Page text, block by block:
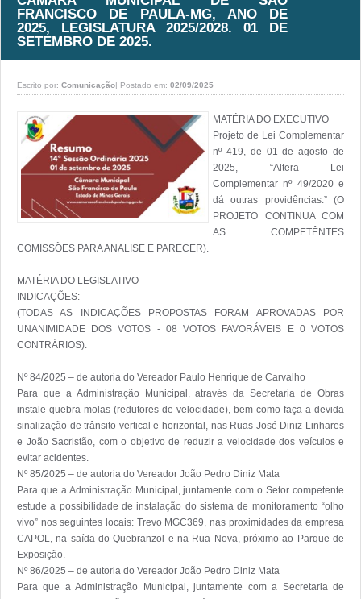
FRANCISCO DE PAULA-MG, ANO DE
2025, LEGISLATURA 2025/2028. 01 DE
SETEMBRO DE 2025.
Escrito por: Comunicação| Postado em: 02/09/2025
MATÉRIA DO EXECUTIVO
Projeto de Lei Complementar
nº 419, de 01 de agosto de
2025, “Altera Lei
Complementar nº 49/2020 e
dá outras providências.” (O
PROJETO CONTINUA COM
AS COMPETÊNTES
COMISSÕES PARA ANALISE E PARECER).
MATÉRIA DO LEGISLATIVO
INDICAÇÕES:
(TODAS AS INDICAÇÕES PROPOSTAS FORAM APROVADAS POR
UNANIMIDADE DOS VOTOS - 08 VOTOS FAVORÁVEIS E 0 VOTOS
CONTRÁRIOS).
Nº 84/2025 – de autoria do Vereador Paulo Henrique de Carvalho
Para que a Administração Municipal, através da Secretaria de Obras
instale quebra-molas (redutores de velocidade), bem como faça a devida
sinalização de trânsito vertical e horizontal, nas Ruas José Diniz Linhares
e João Sacristão, com o objetivo de reduzir a velocidade dos veículos e
evitar acidentes.
Nº 85/2025 – de autoria do Vereador João Pedro Diniz Mata
Para que a Administração Municipal, juntamente com o Setor competente
estude a possibilidade de instalação do sistema de monitoramento “olho
vivo” nos seguintes locais: Trevo MGC369, nas proximidades da empresa
CAPOL, na saída do Quebranzol e na Rua Nova, próximo ao Parque de
Exposição.
Nº 86/2025 – de autoria do Vereador João Pedro Diniz Mata
Para que a Administração Municipal, juntamente com a Secretaria de